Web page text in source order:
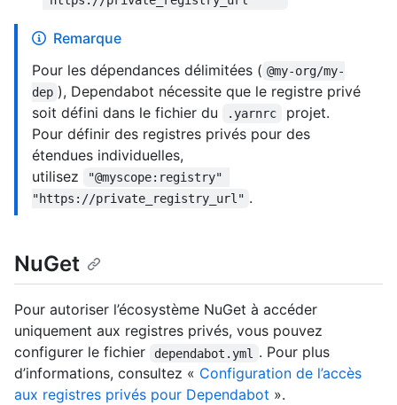
Remarque
Pour les dépendances délimitées ( @my-org/my-
dep ), Dependabot nécessite que le registre privé
soit défini dans le fichier du
.yarnrc
projet.
Pour définir des registres privés pour des
étendues individuelles,
utilisez
"@myscope:registry"
"https://private_registry_url" .
NuGet
Pour autoriser l’écosystème NuGet à accéder
uniquement aux registres privés, vous pouvez
configurer le fichier
dependabot.yml
. Pour plus
d’informations, consultez « Configuration de l’accès
aux registres privés pour Dependabot ».